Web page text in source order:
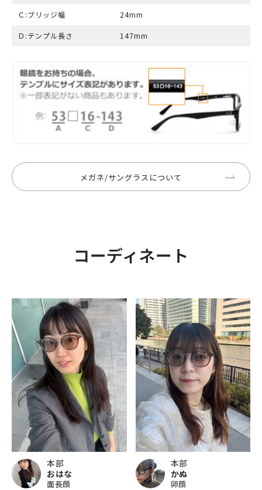
Ｃ:ブリッジ幅 24mm
Ｄ:テンプル長さ 147mm
メガネ/サングラスについて
コーディネート
本部
おはな
面長顔
本部
かぬ
卵顔